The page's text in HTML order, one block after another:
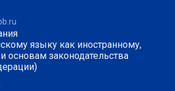
языку как иностранному,
основам законодательства